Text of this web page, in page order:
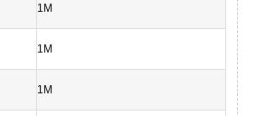
1M
1M
1M